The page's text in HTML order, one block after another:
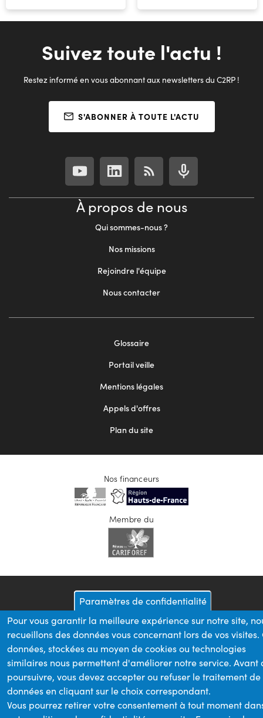
Suivez toute l'actu !
Restez informé en vous abonnant aux newsletters du C2RP !
S'ABONNER À TOUTE L'ACTU
À propos de nous
Qui sommes-nous ?
Nos missions
Rejoindre l'équipe
Nous contacter
Glossaire
Portail veille
Mentions légales
Appels d'offres
Plan du site
Nos financeurs
Membre du
Paramètres de confidentialité
Pour vous garantir la meilleure expérience sur notre site,
recueillons des données vous concernant lors de vos visites.
données, stockées au moyen de cookies ou technologies
similaires nous permettent d'améliorer notre service. Avant
poursuivre, vous devez accepter ou refuser le traitement de
données en cliquant sur le choix correspondant.
Vous pourrez retirer votre consentement à tout moment